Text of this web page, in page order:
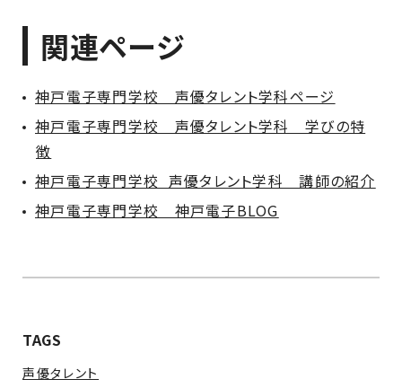
関連ページ
神戸電子専門学校 声優タレント学科ページ
神戸電子専門学校 声優タレント学科 学びの特
徴
神戸電子専門学校 声優タレント学科 講師の紹介
神戸電子専門学校 神戸電子BLOG
TAGS
声優タレント